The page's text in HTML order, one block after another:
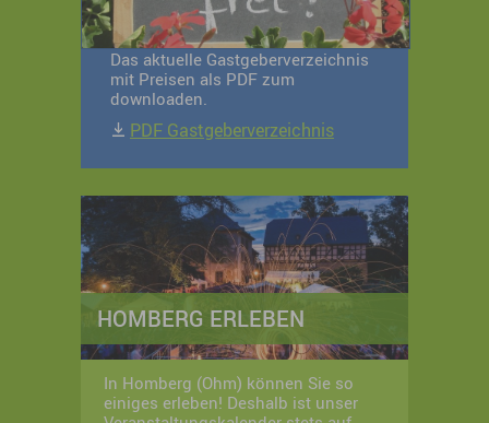
Das aktuelle Gastgeberverzeichnis
mit Preisen als PDF zum
downloaden.
PDF Gastgeberverzeichnis
HOMBERG ERLEBEN
In Homberg (Ohm) können Sie so
einiges erleben! Deshalb ist unser